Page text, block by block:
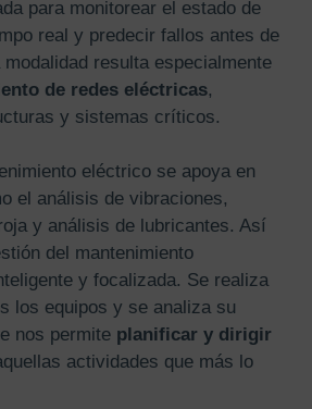
para monitorear el estado de
real y predecir fallos antes de
resulta especialmente
de redes eléctricas,
y sistemas críticos.
eléctrico se apoya en
el análisis de vibraciones,
y análisis de lubricantes. Así
del mantenimiento
y focalizada. Se realiza
los equipos y se analiza su
nos permite planificar y dirigir
actividades que más lo